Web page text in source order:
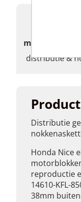
Distributie
Honda Nice
reproductie
14610-KFL-
38mm
merk
distributie &